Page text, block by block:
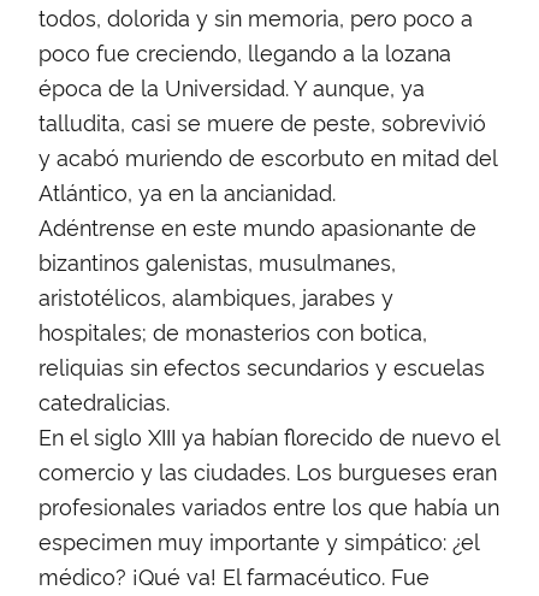
todos, dolorida y sin memoria, pero poco a
poco fue creciendo, llegando a la lozana
época de la Universidad. Y aunque, ya
talludita, casi se muere de peste, sobrevivió
y acabó muriendo de escorbuto en mitad del
Atlántico, ya en la ancianidad.
Adéntrense en este mundo apasionante de
bizantinos galenistas, musulmanes,
aristotélicos, alambiques, jarabes y
hospitales; de monasterios con botica,
reliquias sin efectos secundarios y escuelas
catedralicias.
En el siglo XIII ya habían florecido de nuevo el
comercio y las ciudades. Los burgueses eran
profesionales variados entre los que había un
especimen muy importante y simpático: ¿el
médico? ¡Qué va! El farmacéutico. Fue